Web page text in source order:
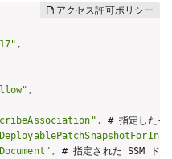
,
,
,
# 指定したイ
,
# 指定された SSM ドキ